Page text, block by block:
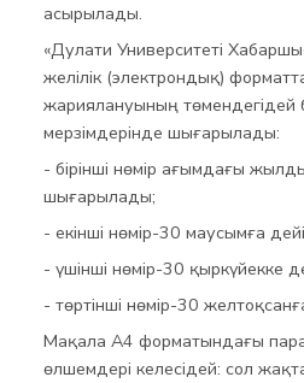
асырылады.
«Дулати Университеті
желілік (электрондық)
жариялануының төмендегідей
мерзімдерінде шығарылады:
- бірінші нөмір ағымдағы
шығарылады;
- екінші нөмір-30 маусымға
- үшінші нөмір-30 қыркүйекке
- төртінші нөмір-30
Мақала А4 форматындағы
өлшемдері келесідей: сол